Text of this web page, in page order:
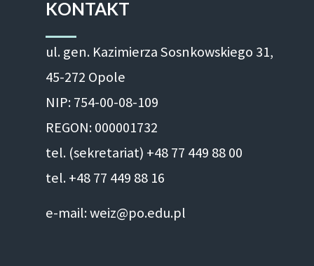
KONTAKT
ul. gen. Kazimierza Sosnkowskiego 31,
45-272 Opole
NIP: 754-00-08-109
REGON: 000001732
tel. (sekretariat) +48 77 449 88 00
tel. +48 77 449 88 16
e-mail: weiz@po.edu.pl